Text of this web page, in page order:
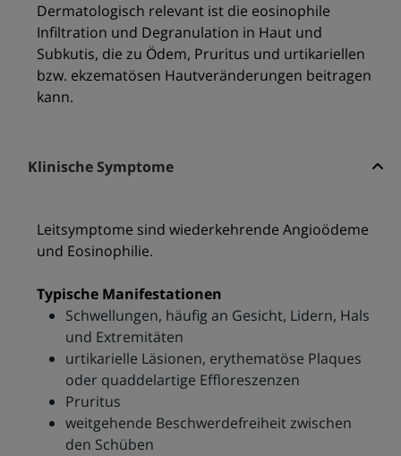
Dermatologisch relevant ist die eosinophile
Infiltration und Degranulation in Haut und
Subkutis, die zu Ödem, Pruritus und urtikariellen
bzw. ekzematösen Hautveränderungen beitragen
kann.
Klinische Symptome
Leitsymptome sind wiederkehrende Angioödeme
und Eosinophilie.
Typische Manifestationen
Schwellungen, häufig an Gesicht, Lidern, Hals
und Extremitäten
urtikarielle Läsionen, erythematöse Plaques
oder quaddelartige Effloreszenzen
Pruritus
weitgehende Beschwerdefreiheit zwischen
den Schüben